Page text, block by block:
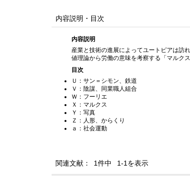
内容説明・目次
内容説明
産業と技術の進展によってユートピアは訪
値理論から労働の意味を考察する「マルク
目次
Ｕ：サン＝シモン、鉄道
Ｖ：陰謀、同業職人組合
Ｗ：フーリエ
Ｘ：マルクス
Ｙ：写真
Ｚ：人形、からくり
ａ：社会運動
関連文献： 1件中 1-1を表示